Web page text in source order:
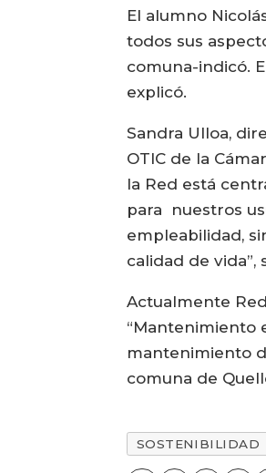
El alumno
todos sus
comuna-indicó.
explicó.
Sandra Ulloa,
OTIC de la
la Red está
para nuestros
empleabilidad,
calidad de vida”,
Actualmente
“Mantenimiento
mantenimiento
comuna de
SOSTENIBILIDAD